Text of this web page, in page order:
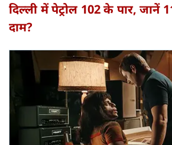
दिल्ली में पेट्रोल 102 के पार, जानें
दाम?